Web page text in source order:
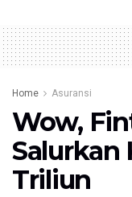
Home Asuransi
Wow,
Salurkan
Triliun